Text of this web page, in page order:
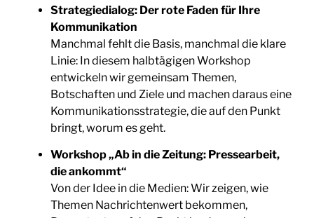
Strategiedialog: Der rote Faden für Ihre
Kommunikation
Manchmal fehlt die Basis, manchmal die klare
Linie: In diesem halbtägigen Workshop
entwickeln wir gemeinsam Themen,
Botschaften und Ziele und machen daraus eine
Kommunikationsstrategie, die auf den Punkt
bringt, worum es geht.
Workshop „Ab in die Zeitung: Pressearbeit,
die ankommt“
Von der Idee in die Medien: Wir zeigen, wie
Themen Nachrichtenwert bekommen,